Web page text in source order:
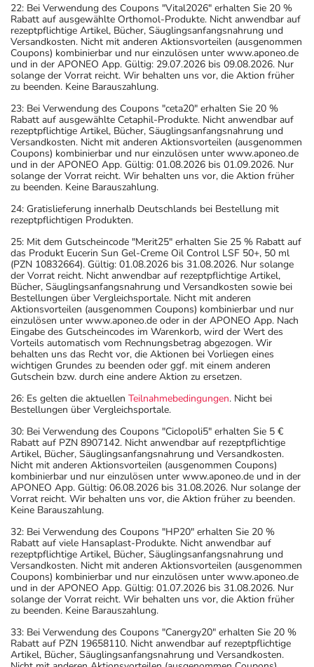
22: Bei Verwendung des Coupons "Vital2026" erhalten Sie 20 %
Rabatt auf ausgewählte Orthomol-Produkte. Nicht anwendbar auf
rezeptpflichtige Artikel, Bücher, Säuglingsanfangsnahrung und
Versandkosten. Nicht mit anderen Aktionsvorteilen (ausgenommen
Coupons) kombinierbar und nur einzulösen unter www.aponeo.de
und in der APONEO App. Gültig: 29.07.2026 bis 09.08.2026. Nur
solange der Vorrat reicht. Wir behalten uns vor, die Aktion früher
zu beenden. Keine Barauszahlung.
23: Bei Verwendung des Coupons "ceta20" erhalten Sie 20 %
Rabatt auf ausgewählte Cetaphil-Produkte. Nicht anwendbar auf
rezeptpflichtige Artikel, Bücher, Säuglingsanfangsnahrung und
Versandkosten. Nicht mit anderen Aktionsvorteilen (ausgenommen
Coupons) kombinierbar und nur einzulösen unter www.aponeo.de
und in der APONEO App. Gültig: 01.08.2026 bis 01.09.2026. Nur
solange der Vorrat reicht. Wir behalten uns vor, die Aktion früher
zu beenden. Keine Barauszahlung.
24: Gratislieferung innerhalb Deutschlands bei Bestellung mit
rezeptpflichtigen Produkten.
25: Mit dem Gutscheincode "Merit25" erhalten Sie 25 % Rabatt auf
das Produkt Eucerin Sun Gel-Creme Oil Control LSF 50+, 50 ml
(PZN 10832664). Gültig: 01.08.2026 bis 31.08.2026. Nur solange
der Vorrat reicht. Nicht anwendbar auf rezeptpflichtige Artikel,
Bücher, Säuglingsanfangsnahrung und Versandkosten sowie bei
Bestellungen über Vergleichsportale. Nicht mit anderen
Aktionsvorteilen (ausgenommen Coupons) kombinierbar und nur
einzulösen unter www.aponeo.de oder in der APONEO App. Nach
Eingabe des Gutscheincodes im Warenkorb, wird der Wert des
Vorteils automatisch vom Rechnungsbetrag abgezogen. Wir
behalten uns das Recht vor, die Aktionen bei Vorliegen eines
wichtigen Grundes zu beenden oder ggf. mit einem anderen
Gutschein bzw. durch eine andere Aktion zu ersetzen.
26: Es gelten die aktuellen Teilnahmebedingungen. Nicht bei
Bestellungen über Vergleichsportale.
30: Bei Verwendung des Coupons "Ciclopoli5" erhalten Sie 5 €
Rabatt auf PZN 8907142. Nicht anwendbar auf rezeptpflichtige
Artikel, Bücher, Säuglingsanfangsnahrung und Versandkosten.
Nicht mit anderen Aktionsvorteilen (ausgenommen Coupons)
kombinierbar und nur einzulösen unter www.aponeo.de und in der
APONEO App. Gültig: 06.08.2026 bis 31.08.2026. Nur solange der
Vorrat reicht. Wir behalten uns vor, die Aktion früher zu beenden.
Keine Barauszahlung.
32: Bei Verwendung des Coupons "HP20" erhalten Sie 20 %
Rabatt auf viele Hansaplast-Produkte. Nicht anwendbar auf
rezeptpflichtige Artikel, Bücher, Säuglingsanfangsnahrung und
Versandkosten. Nicht mit anderen Aktionsvorteilen (ausgenommen
Coupons) kombinierbar und nur einzulösen unter www.aponeo.de
und in der APONEO App. Gültig: 01.07.2026 bis 31.08.2026. Nur
solange der Vorrat reicht. Wir behalten uns vor, die Aktion früher
zu beenden. Keine Barauszahlung.
33: Bei Verwendung des Coupons "Canergy20" erhalten Sie 20 %
Rabatt auf PZN 19658110. Nicht anwendbar auf rezeptpflichtige
Artikel, Bücher, Säuglingsanfangsnahrung und Versandkosten.